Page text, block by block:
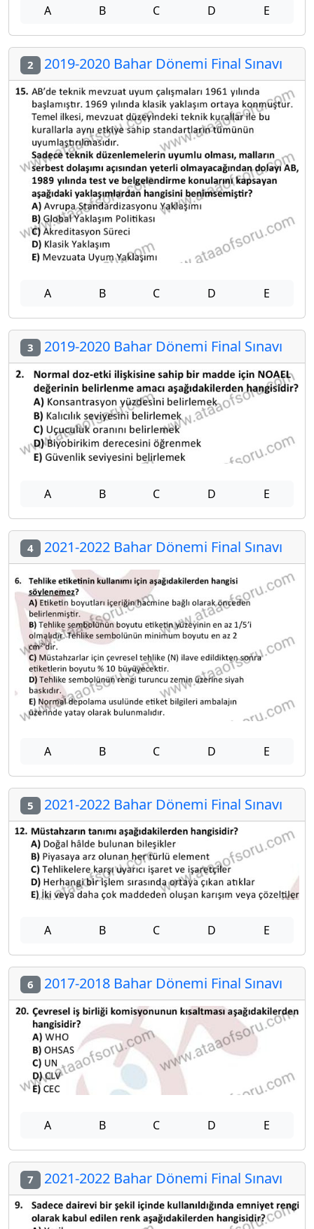
A B C D E
2 2019-2020 Bahar Dönemi Final Sınavı
A B C D E
3 2019-2020 Bahar Dönemi Final Sınavı
A B C D E
4 2021-2022 Bahar Dönemi Final Sınavı
A B C D E
5 2021-2022 Bahar Dönemi Final Sınavı
A B C D E
6 2017-2018 Bahar Dönemi Final Sınavı
A B C D E
7 2021-2022 Bahar Dönemi Final Sınavı